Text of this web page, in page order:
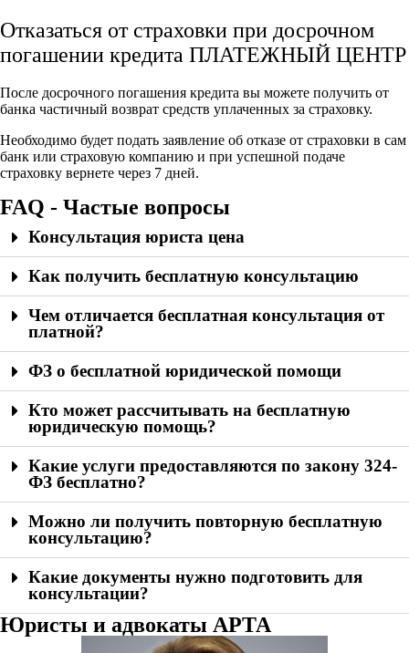
Отказаться от страховки при досрочном
погашении кредита ПЛАТЕЖНЫЙ ЦЕНТР
После досрочного погашения кредита вы можете получить от
банка частичный возврат средств уплаченных за страховку.
Необходимо будет подать заявление об отказе от страховки в сам
банк или страховую компанию и при успешной подаче
страховку вернете через 7 дней.
FAQ - Частые вопросы
Консультация юриста цена
Как получить бесплатную консультацию
Чем отличается бесплатная консультация от
платной?
ФЗ о бесплатной юридической помощи
Кто может рассчитывать на бесплатную
юридическую помощь?
Какие услуги предоставляются по закону 324-
ФЗ бесплатно?
Можно ли получить повторную бесплатную
консультацию?
Какие документы нужно подготовить для
консультации?
Юристы и адвокаты АРТА